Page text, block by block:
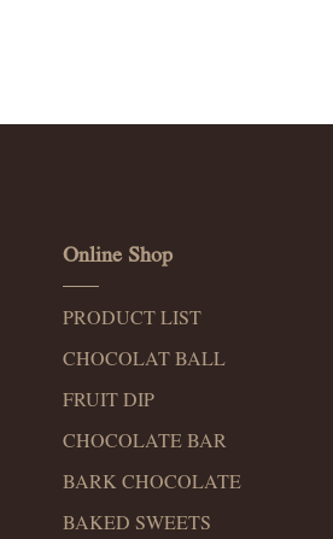
Online Shop
PRODUCT LIST
CHOCOLAT BALL
FRUIT DIP
CHOCOLATE BAR
BARK CHOCOLATE
BAKED SWEETS